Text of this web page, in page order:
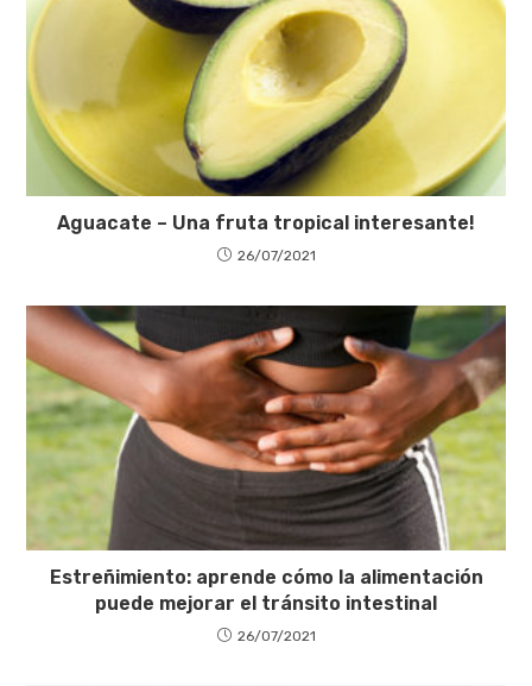
Aguacate – Una fruta tropical interesante!
26/07/2021
Estreñimiento: aprende cómo la alimentación
puede mejorar el tránsito intestinal
26/07/2021